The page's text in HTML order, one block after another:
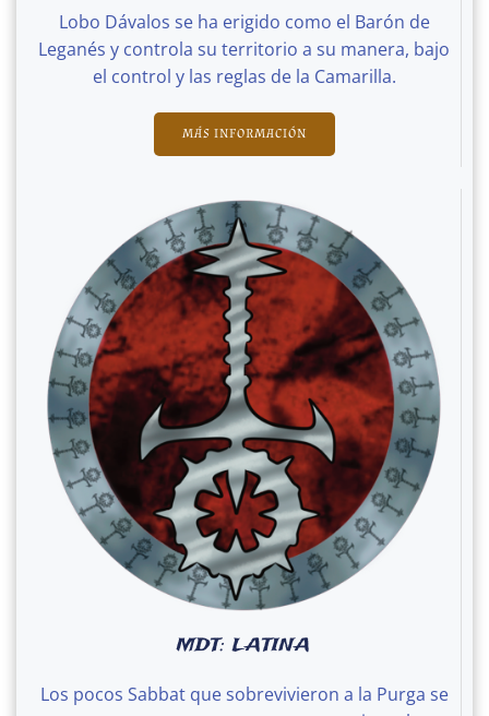
Lobo Dávalos se ha erigido como el Barón de
Leganés y controla su territorio a su manera, bajo
el control y las reglas de la Camarilla.
MÁS INFORMACIÓN
MDT: LATINA
Los pocos Sabbat que sobrevivieron a la Purga se